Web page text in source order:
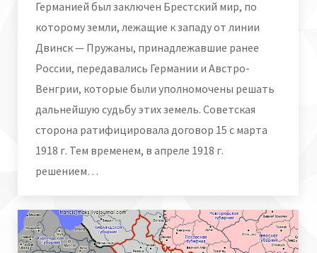
Германией был заключен Брестский мир, по
которому земли, лежащие к западу от линии
Двинск — Пружаны, принадлежавшие ранее
России, передавались Германии и Австро-
Венгрии, которые были уполномочены решать
дальнейшую судьбу этих земель. Советская
сторона ратифицировала договор 15 с марта
1918 г. Тем временем, в апреле 1918 г.
решением…